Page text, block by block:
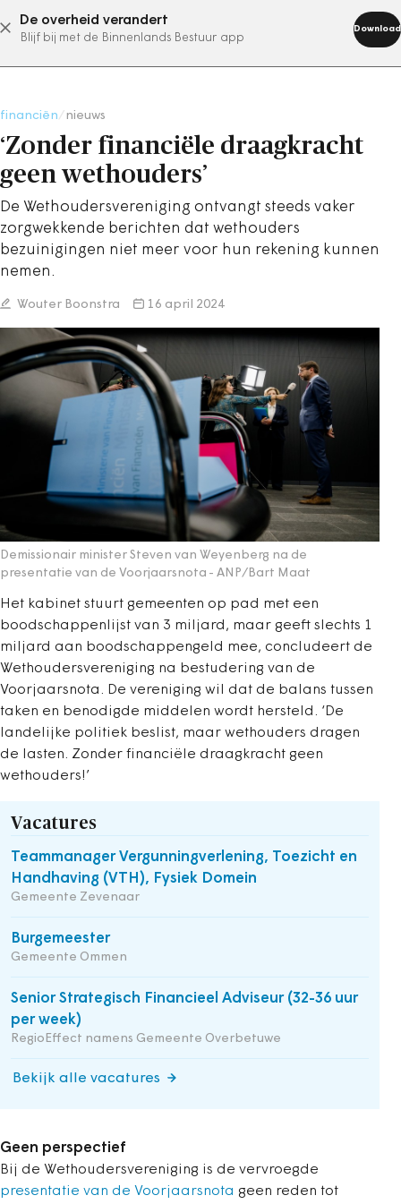
De overheid verandert
Blijf bij met de Binnenlands Bestuur app
Download
abonneer nu
financiën nieuws
‘Zonder financiële draagkracht
geen wethouders’
De Wethoudersvereniging ontvangt steeds vaker
zorgwekkende berichten dat wethouders
bezuinigingen niet meer voor hun rekening kunnen
nemen.
Wouter Boonstra 16 april 2024
Demissionair minister Steven van Weyenberg na de
presentatie van de Voorjaarsnota - ANP/Bart Maat
Het kabinet stuurt gemeenten op pad met een
boodschappenlijst van 3 miljard, maar geeft slechts 1
miljard aan boodschappengeld mee, concludeert de
Wethoudersvereniging na bestudering van de
Voorjaarsnota. De vereniging wil dat de balans tussen
taken en benodigde middelen wordt hersteld. ‘De
landelijke politiek beslist, maar wethouders dragen
de lasten. Zonder financiële draagkracht geen
wethouders!’
Vacatures
Teammanager Vergunningverlening, Toezicht en
Handhaving (VTH), Fysiek Domein
Gemeente Zevenaar
Burgemeester
Gemeente Ommen
Senior Strategisch Financieel Adviseur (32-36 uur
per week)
RegioEffect namens Gemeente Overbetuwe
Bekijk alle vacatures
Geen perspectief
Bij de Wethoudersvereniging is de vervroegde
presentatie van de Voorjaarsnota geen reden tot